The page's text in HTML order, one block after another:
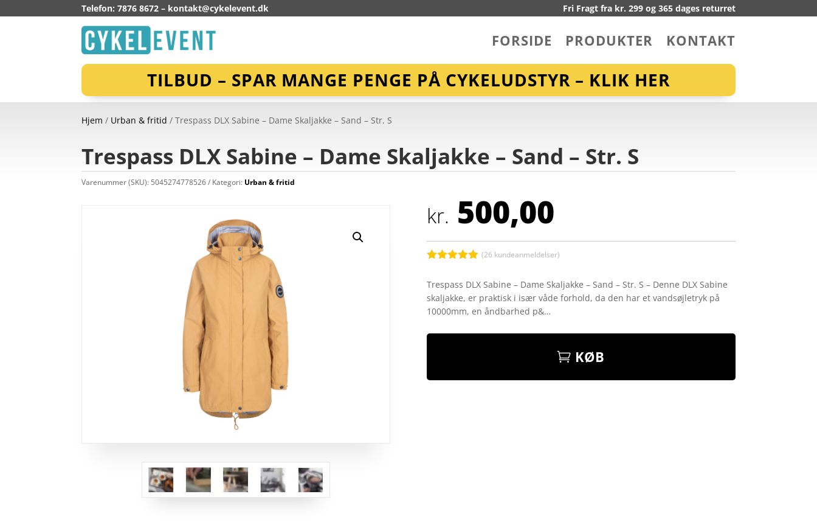
Telefon: 7876 8672 – kontakt@cykelevent.dk Fri Fragt fra kr. 299 og 365 dages returret
FORSIDE PRODUKTER KONTAKT
TILBUD – SPAR MANGE PENGE PÅ CYKELUDSTYR – KLIK HER
Hjem / Urban & fritid / Trespass DLX Sabine – Dame Skaljakke – Sand – Str. S
Trespass DLX Sabine – Dame Skaljakke – Sand – Str. S
Varenummer (SKU): 5045274778526 Kategori: Urban & fritid
kr. 500,00
ud af 5
baseret på
kundebedøm
melser
(26 kundeanmeldelser)
Trespass DLX Sabine – Dame Skaljakke – Sand – Str. S – Denne DLX Sabine
skaljakke, er praktisk i især våde forhold, da den har et vandsøjletryk på
10000mm, en åndbarhed p&…
KØB